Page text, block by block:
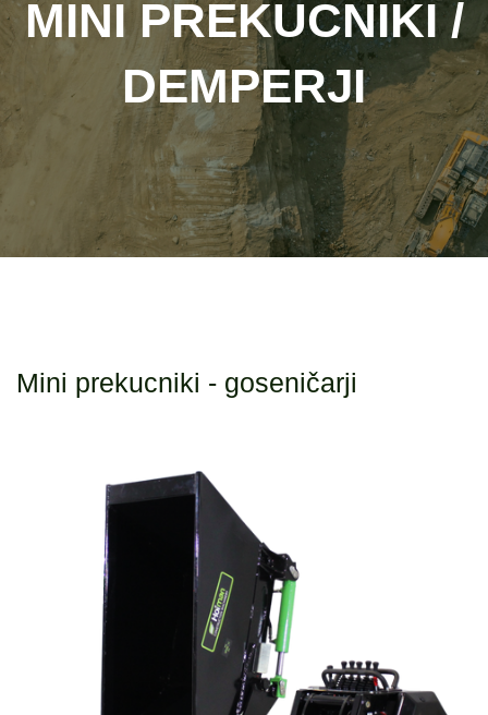
MINI PREKUCNIKI /
DEMPERJI
Mini prekucniki - goseničarji